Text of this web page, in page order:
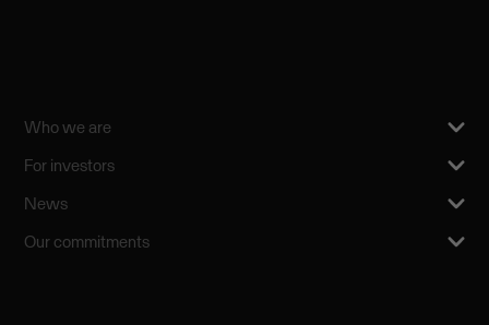
Who we are
For investors
News
Our commitments